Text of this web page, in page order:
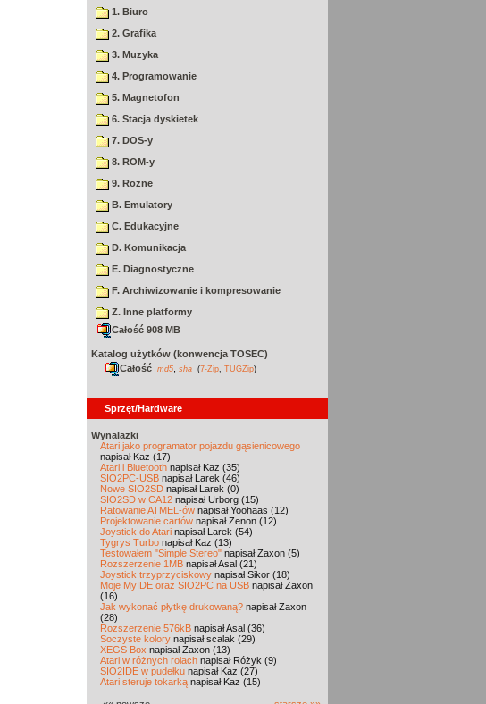
1. Biuro
2. Grafika
3. Muzyka
4. Programowanie
5. Magnetofon
6. Stacja dyskietek
7. DOS-y
8. ROM-y
9. Rozne
B. Emulatory
C. Edukacyjne
D. Komunikacja
E. Diagnostyczne
F. Archiwizowanie i kompresowanie
Z. Inne platformy
Całość 908 MB
Katalog użytków (konwencja TOSEC)
Całość md5 sha (7-Zip TUGZip)
Sprzęt/Hardware
Wynalazki
Atari jako programator pojazdu gąsienicowego
napisał Kaz (17)
Atari i Bluetooth napisał Kaz (35)
SIO2PC-USB napisał Larek (46)
Nowe SIO2SD napisał Larek (0)
SIO2SD w CA12 napisał Urborg (15)
Ratowanie ATMEL-ów napisał Yoohaas (12)
Projektowanie cartów napisał Zenon (12)
Joystick do Atari napisał Larek (54)
Tygrys Turbo napisał Kaz (13)
Testowałem "Simple Stereo" napisał Zaxon (5)
Rozszerzenie 1MB napisał Asal (21)
Joystick trzyprzyciskowy napisał Sikor (18)
Moje MyIDE oraz SIO2PC na USB napisał Zaxon
(16)
Jak wykonać płytkę drukowaną? napisał Zaxon
(28)
Rozszerzenie 576kB napisał Asal (36)
Soczyste kolory napisał scalak (29)
XEGS Box napisał Zaxon (13)
Atari w różnych rolach napisał Różyk (9)
SIO2IDE w pudełku napisał Kaz (27)
Atari steruje tokarką napisał Kaz (15)